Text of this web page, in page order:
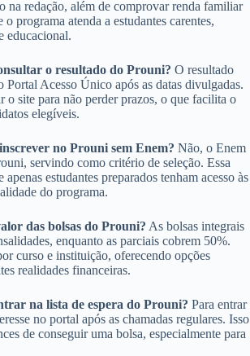
na redação, além de comprovar renda familiar
programa atenda a estudantes carentes,
educacional.
o resultado do Prouni? O resultado
Portal Acesso Único após as datas divulgadas.
o site para não perder prazos, o que facilita o
elegíveis.
no Prouni sem Enem? Não, o Enem
servindo como critério de seleção. Essa
apenas estudantes preparados tenham acesso às
do programa.
das bolsas do Prouni? As bolsas integrais
enquanto as parciais cobrem 50%.
curso e instituição, oferecendo opções
realidades financeiras.
na lista de espera do Prouni? Para entrar
no portal após as chamadas regulares. Isso
de conseguir uma bolsa, especialmente para